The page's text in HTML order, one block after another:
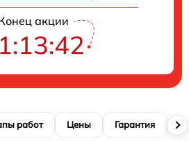
акции
работ Цены Гарантия